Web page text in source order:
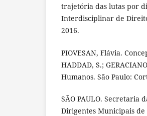
trajetória das lutas por
Interdisciplinar de
2016.
PIOVESAN, Flávia.
HADDAD, S.;
Humanos. São Paulo:
SÃO PAULO. Secretaria
Dirigentes Municipais de